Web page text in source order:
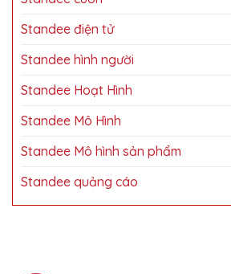
Standee điện tử
Standee hình người
Standee Hoạt Hình
Standee Mô Hình
Standee Mô hình sản phẩm
Standee quảng cáo